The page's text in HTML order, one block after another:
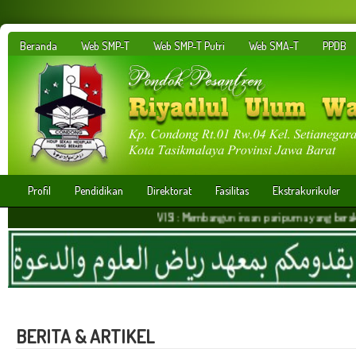
Beranda Web SMP-T Web SMP-T Putri Web SMA-T PPDB
Profil Pendidikan Direktorat Fasilitas
Ekstrakurikuler
VISI : Membangun insan paripurna yang
BERITA & ARTIKEL